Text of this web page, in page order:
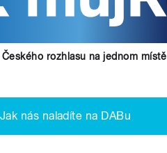
rozhlasu na jednom místě
Jak nás naladíte na DABu